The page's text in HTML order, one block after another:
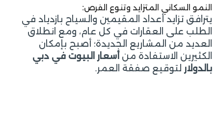
النمو السكاني المتزايد وتنوع الفرص:
يترافق تزايد أعداد المقيمين والسياح بازدياد في
الطلب على العقارات في كل عام، ومع انطلاق
العديد من المشاريع الجديدة؛ أصبح بإمكان
الكثيرين الاستفادة من أسعار البيوت في دبي
بالدولار لتوقيع صفقة العمر.